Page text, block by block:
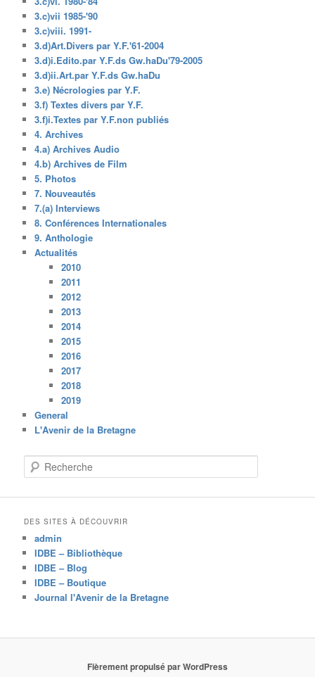
3.c)vii 1985-'90
3.c)viii. 1991-
3.d)Art.Divers par Y.F.'61-2004
3.d)i.Edito.par Y.F.ds Gw.haDu'79-2005
3.d)ii.Art.par Y.F.ds Gw.haDu
3.e) Nécrologies par Y.F.
3.f) Textes divers par Y.F.
3.f)i.Textes par Y.F.non publiés
4. Archives
4.a) Archives Audio
4.b) Archives de Film
5. Photos
7. Nouveautés
7.(a) Interviews
8. Conférences Internationales
9. Anthologie
Actualités
2010
2011
2012
2013
2014
2015
2016
2017
2018
2019
General
L'Avenir de la Bretagne
e
c
h
e
DES SITES À DÉCOUVRIR
admin
IDBE – Bibliothèque
IDBE – Blog
IDBE – Boutique
Journal l'Avenir de la Bretagne
Fièrement propulsé par WordPress